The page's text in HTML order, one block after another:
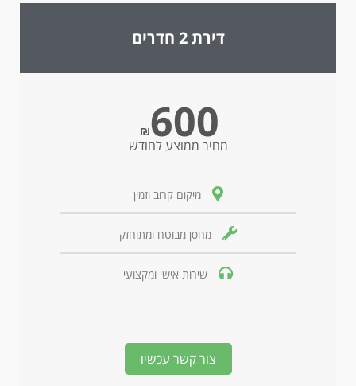
דירת 2 חדרים
₪600
מחיר ממוצע לחודש
מיקום קרוב וזמין
מחסן מבוטח ומתוחזק
שירות אישי ומקצועי
צור קשר עכשיו